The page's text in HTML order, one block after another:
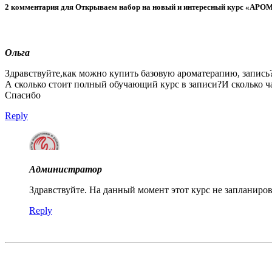
2 комментария для Открываем набор на новый и интересный курс
Ольга
Здравствуйте,как можно купить базовую ароматерапию,
А сколько стоит полный обучающий курс в записи?И сколько
Спасибо
Reply
Администратор
Здравствуйте. На данный момент этот курс не
Reply